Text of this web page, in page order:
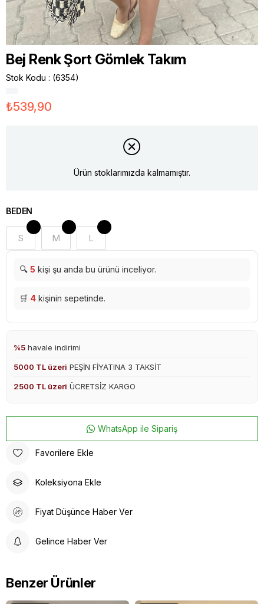
Bej Renk Şort Gömlek Takım
Stok Kodu (6354)
₺539,90
Ürün stoklarımızda kalmamıştır.
BEDEN
S M L
🔍 5 kişi şu anda bu ürünü inceliyor.
🛒 4 kişinin sepetinde.
%5 havale indirimi
5000 TL üzeri PEŞİN FİYATINA 3 TAKSİT
2500 TL üzeri ÜCRETSİZ KARGO
WhatsApp ile Sipariş
Favorilere Ekle
Koleksiyona Ekle
Fiyat Düşünce Haber Ver
Gelince Haber Ver
Benzer Ürünler